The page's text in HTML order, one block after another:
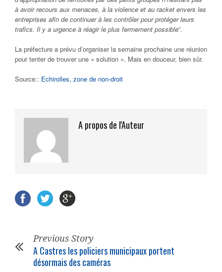
à avoir recours aux menaces, à la violence et au racket envers les
entreprises afin de continuer à les contrôler pour protéger leurs
trafics. Il y a urgence à réagir le plus fermement possible”.
La préfecture a prévu d’organiser la semaine prochaine une réunion
pour tenter de trouver une « solution ». Mais en douceur, bien sûr.
Source:: Echirolles, zone de non-droit
A propos de l'Auteur
Previous Story
A Castres les policiers municipaux portent
désormais des caméras